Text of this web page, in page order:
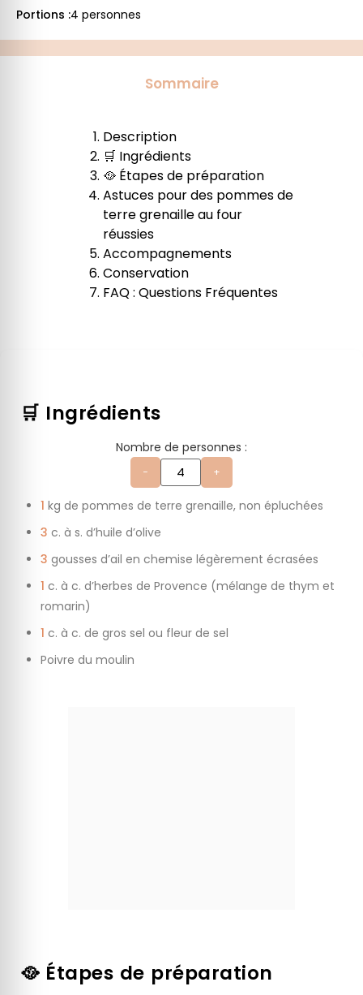
Portions :4 personnes
Sommaire
Description
🛒 Ingrédients
🥘 Étapes de préparation
Astuces pour des pommes de
terre grenaille au four
réussies
Accompagnements
Conservation
FAQ : Questions Fréquentes
🛒 Ingrédients
Nombre de personnes :
− +
1 kg de pommes de terre grenaille, non épluchées
3 c. à s. d’huile d’olive
3 gousses d’ail en chemise légèrement écrasées
1 c. à c. d’herbes de Provence (mélange de thym et
romarin)
1 c. à c. de gros sel ou fleur de sel
Poivre du moulin
🥘 Étapes de préparation